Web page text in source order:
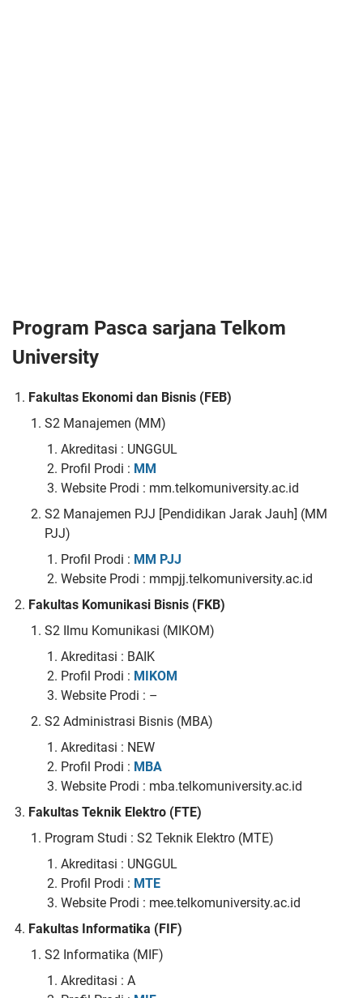
Program Pasca sarjana Telkom
University
Fakultas Ekonomi dan Bisnis (FEB)
S2 Manajemen (MM)
Akreditasi : UNGGUL
Profil Prodi : MM
Website Prodi : mm.telkomuniversity.ac.id
S2 Manajemen PJJ [Pendidikan Jarak Jauh] (MM
PJJ)
Profil Prodi : MM PJJ
Website Prodi : mmpjj.telkomuniversity.ac.id
Fakultas Komunikasi Bisnis (FKB)
S2 Ilmu Komunikasi (MIKOM)
Akreditasi : BAIK
Profil Prodi : MIKOM
Website Prodi : –
S2 Administrasi Bisnis (MBA)
Akreditasi : NEW
Profil Prodi : MBA
Website Prodi : mba.telkomuniversity.ac.id
Fakultas Teknik Elektro (FTE)
Program Studi : S2 Teknik Elektro (MTE)
Akreditasi : UNGGUL
Profil Prodi : MTE
Website Prodi : mee.telkomuniversity.ac.id
Fakultas Informatika (FIF)
S2 Informatika (MIF)
Akreditasi : A